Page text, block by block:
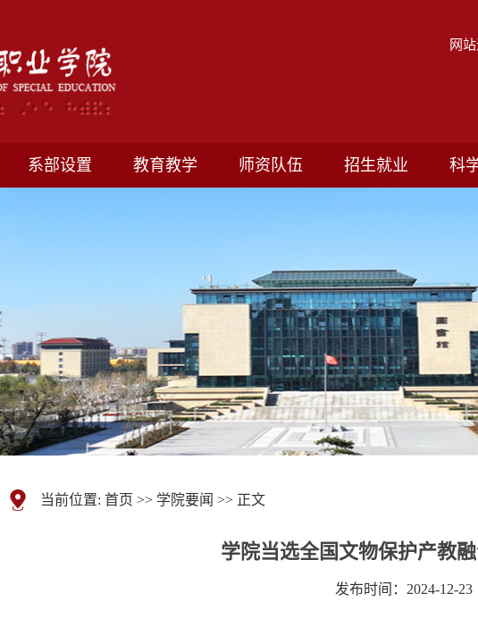
网
系部设置 教育教学 师资队伍 招生就业 科
当前位置: 首页 >> 学院要闻 >> 正文
学院当选全国文物保护产教
发布时间：2024-12-23